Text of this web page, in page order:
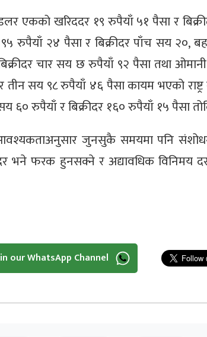
एकको खरिददर १९ रुपैयाँ ५१ पैसा र
रुपैयाँ २४ पैसा र बिक्रीदर पाँच सय २०,
चार सय छ रुपैयाँ ९२ पैसा तथा
तीन सय ९८ रुपैयाँ ४६ पैसा कायम भएको
रुपैयाँ र बिक्रीदर १६० रुपैयाँ १५ पैसा
आवश्यकताअनुसार जुनसुकै समयमा पनि
भने फरक हुनसक्ने र अद्यावधिक विनिमय
our WhatsApp Channel